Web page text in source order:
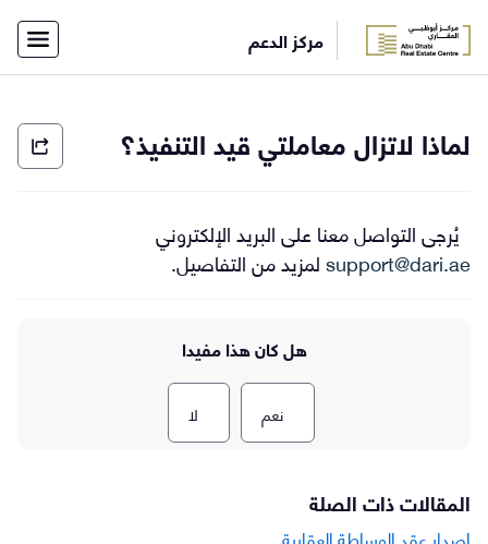
مركز الدعم ×
بفريق
تسجيل
لماذا لاتزال معاملتي قيد التنفيذ؟
يُرجى التواصل معنا على البريد الإلكتروني
support@dari.aeلمزيد من التفاصيل.
هل كان هذا مفيدا
نعم لا
المقالات ذات الصلة